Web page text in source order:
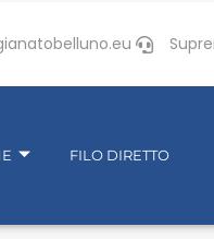
FILO DIRETTO